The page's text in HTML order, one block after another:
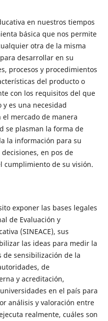
en nuestros tiempos
básica que nos permite
otra de la misma
desarrollar en su
procesos y procedimientos
del producto o
con los requisitos del que
es una necesidad
mercado de manera
se plasman la forma de
la información para su
en pos de
cumplimiento de su visión.
exponer las bases legales
de Evaluación y
(SINEACE), sus
las ideas para medir la
sensibilización de la
de
y acreditación,
en el país para
análisis y valoración entre
realmente, cuáles son